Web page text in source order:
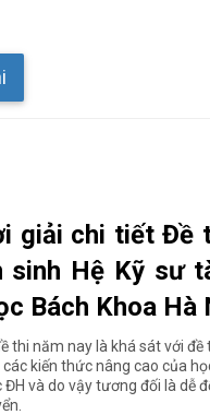
giải chi tiết Đề
sinh Hệ Kỹ sư
Bách Khoa Hà
thi năm nay là khá sát với đề
kiến thức nâng cao của
ĐH và do vậy tương đối là dễ